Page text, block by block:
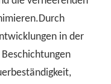
in der